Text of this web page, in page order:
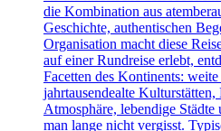
die Kombination aus
Geschichte, authentischen
Organisation macht diese
auf einer Rundreise erlebt,
Facetten des Kontinents:
jahrtausendealte
Atmosphäre, lebendige
man lange nicht vergisst.